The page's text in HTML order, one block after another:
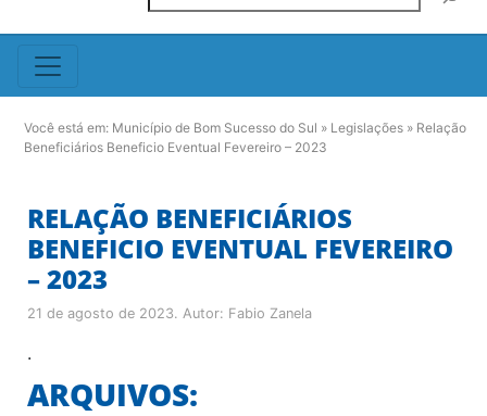
Você está em: Município de Bom Sucesso do Sul » Legislações » Relação
Beneficiários Beneficio Eventual Fevereiro – 2023
RELAÇÃO BENEFICIÁRIOS
BENEFICIO EVENTUAL FEVEREIRO
– 2023
21 de agosto de 2023. Autor: Fabio Zanela
.
ARQUIVOS: